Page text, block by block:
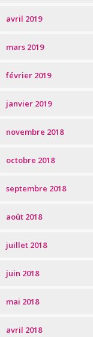
avril 2019
mars 2019
février 2019
janvier 2019
novembre 2018
octobre 2018
septembre 2018
août 2018
juillet 2018
juin 2018
mai 2018
avril 2018